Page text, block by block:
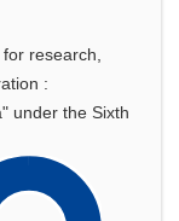
research,
:
under the Sixth